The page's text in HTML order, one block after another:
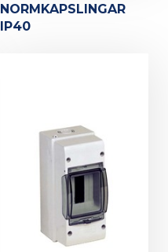
NORMKAPSLINGAR
IP40